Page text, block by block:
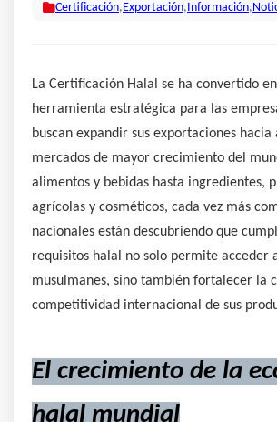
Certificación, Exportación, Información,
La Certificación Halal se ha convertido
herramienta estratégica para las
buscan expandir sus exportaciones hacia
mercados de mayor crecimiento del
alimentos y bebidas hasta ingredientes,
agrícolas y cosméticos, cada vez más
nacionales están descubriendo que
requisitos halal no solo permite acceder
musulmanes, sino también fortalecer la
competitividad internacional de sus
El crecimiento de la
halal mundial